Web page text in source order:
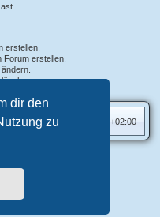
dir den
zu
erstellen.
erstellen.
ändern.
löschen.
Alle Zeiten sind UTC+02:00